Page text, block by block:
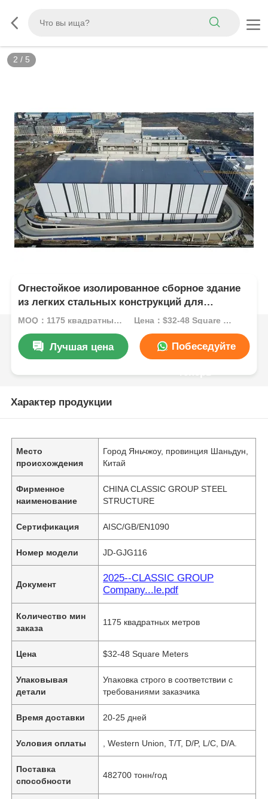
2 / 5
Огнестойкое изолированное сборное здание
из легких стальных конструкций для
сталелитейной промышленности
MOQ：1175 квадратных метров Цена：$32-48 Square Meters
Лучшая цена Побеседуйте
Характер продукции
Место
происхождения
Город Яньчжоу, провинция Шаньдун,
Китай
Фирменное
наименование
CHINA CLASSIC GROUP STEEL
STRUCTURE
Сертификация AISC/GB/EN1090
Номер модели JD-GJG116
Документ
2025--CLASSIC GROUP
Company...le.pdf
Количество мин
заказа
1175 квадратных метров
Цена $32-48 Square Meters
Упаковывая
детали
Упаковка строго в соответствии с
требованиями заказчика
Время доставки 20-25 дней
Условия оплаты , Western Union, T/T, D/P, L/C, D/A.
Поставка
способности
482700 тонн/год